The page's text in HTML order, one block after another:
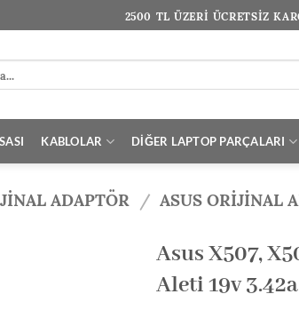
2500 TL ÜZERİ ÜCRETSİZ
KABLOLAR DİĞER LAPTOP PARÇALARI
ADAPTÖR / ASUS ORIJINAL
Asus X507,
Aleti 19v